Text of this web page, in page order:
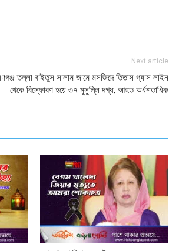
Next article
তল্লা বাইতুস সালাম জামে মসজিদে তিতাস গ্যাস লাইন
থেকে বিস্ফোরণ হয়ে ৩৭ মুসুল্লি দগ্ধ, আহত অর্ধশতাধিক